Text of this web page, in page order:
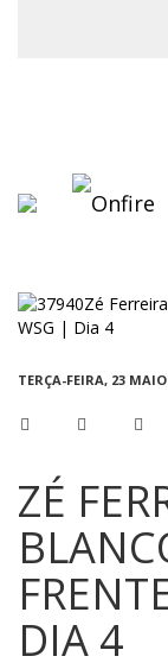
TERÇA-FEIRA, 23 MAIO
ZÉ
DIA 4